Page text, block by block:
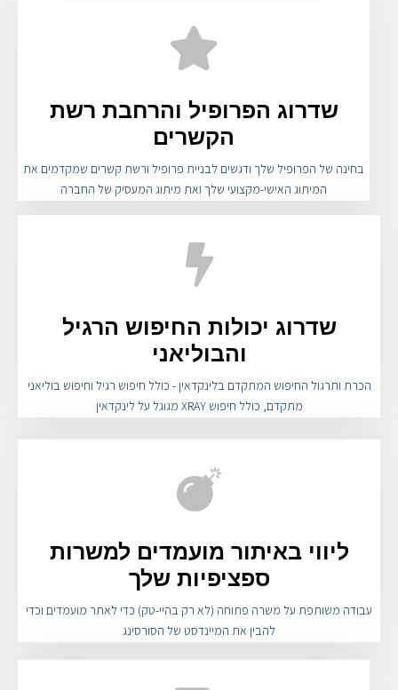
שדרוג הפרופיל והרחבת רשת
הקשרים
בחינה של הפרופיל שלך ודגשים לבניית פרופיל ורשת קשרים שמקדמים את
המיתוג האישי-מקצועי שלך ואת מיתוג המעסיק של החברה
שדרוג יכולות החיפוש הרגיל
והבוליאני
הכרת ותרגול החיפוש המתקדם בלינקדאין - כולל חיפוש רגיל וחיפוש בוליאני
מתקדם, כולל חיפוש XRAY מגוגל על לינקדאין
ליווי באיתור מועמדים למשרות
ספציפיות שלך
עבודה משותפת על משרה פתוחה (לא רק בהיי-טק) כדי לאתר מועמדים וכדי
להבין את המיינדסט של הסורסינג